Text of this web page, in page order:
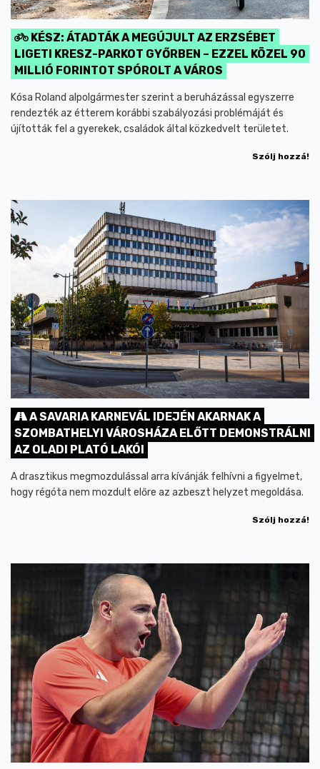
KÉSZ: ÁTADTÁK A MEGÚJULT AZ ERZSÉBET
LIGETI KRESZ-PARKOT GYŐRBEN – EZZEL KÖZEL 90
MILLIÓ FORINTOT SPÓROLT A VÁROS
Kósa Roland alpolgármester szerint a beruházással egyszerre
rendezték az étterem korábbi szabályozási problémáját és
újították fel a gyerekek, családok által közkedvelt területet.
Szólj hozzá!
A SAVARIA KARNEVÁL IDEJÉN AKARNAK A
SZOMBATHELYI VÁROSHÁZA ELŐTT DEMONSTRÁLNI
AZ OLADI PLATÓ LAKÓI
A drasztikus megmozdulással arra kívánják felhívni a figyelmet,
hogy régóta nem mozdult előre az azbeszt helyzet megoldása.
Szólj hozzá!